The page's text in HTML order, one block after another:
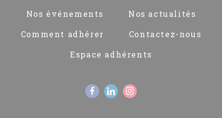
Nos événements
Nos actualités
Comment adhérer
Contactez-nous
Espace adhérents